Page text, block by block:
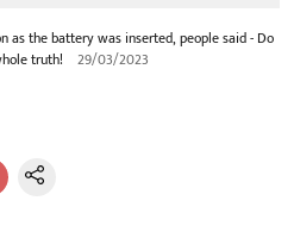
as the battery was inserted, people said - Do
truth!
29/03/2023